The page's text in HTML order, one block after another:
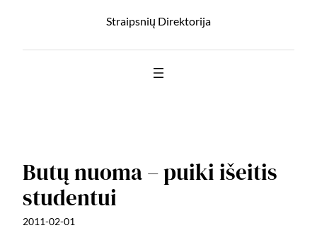
Straipsnių Direktorija
Butų nuoma – puiki išeitis
studentui
2011-02-01